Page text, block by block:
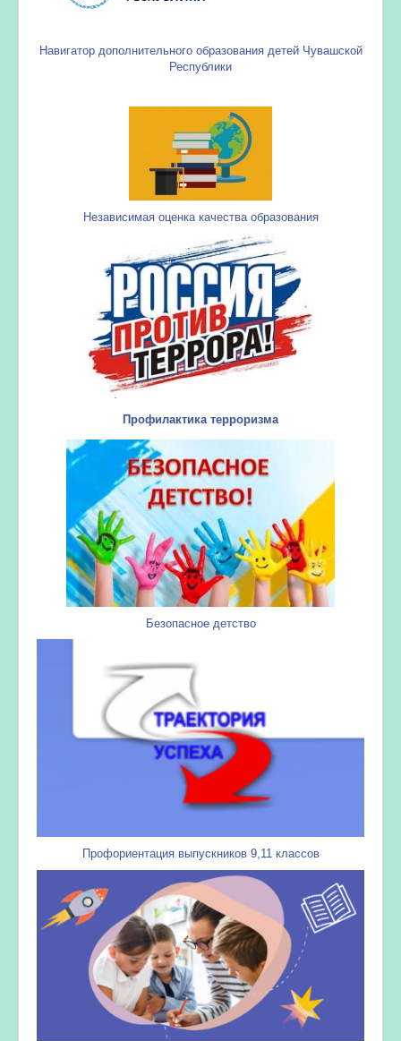
Навигатор дополнительного образования детей Чувашской
Республики
Независимая оценка качества образования
Профилактика терроризма
Безопасное детство
Профориентация выпускников 9,11 классов